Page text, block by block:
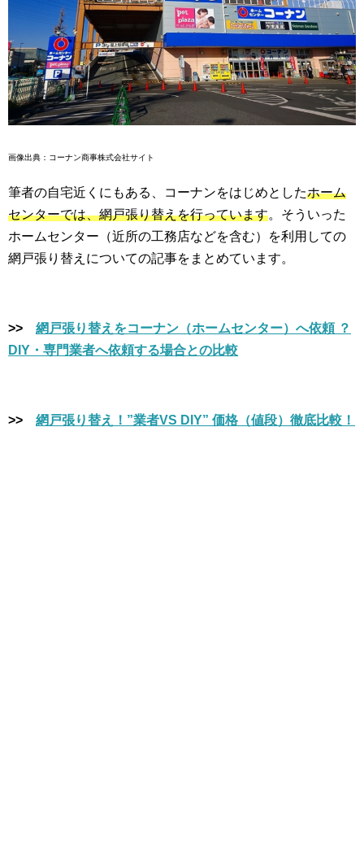
画像出典：コーナン商事株式会社サイト
筆者の自宅近くにもある、コーナンをはじめとしたホーム
センターでは、網戸張り替えを行っています。そういった
ホームセンター（近所の工務店などを含む）を利用しての
網戸張り替えについての記事をまとめています。
>> 網戸張り替えをコーナン（ホームセンター）へ依頼 ？
DIY・専門業者へ依頼する場合との比較
>> 網戸張り替え！”業者VS DIY” 価格（値段）徹底比較！